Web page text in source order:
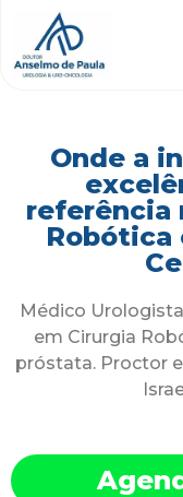
Onde a
referência
Robótica
Médico
em Cirurgia
próstata. Proctor